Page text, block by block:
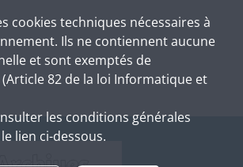
cookies techniques nécessaires à
Ils ne contiennent aucune
et sont exemptés de
82 de la loi Informatique et
les conditions générales
lien ci-dessous.